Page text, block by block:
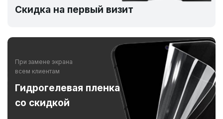
Скидка на первый визит
При замене экрана
всем клиентам
Гидрогелевая пленка
со скидкой